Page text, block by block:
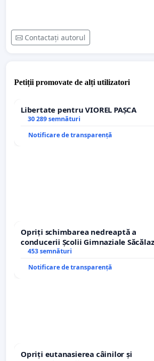
Contactați autorul
Petiții promovate de alți utilizatori
Libertate pentru VIOREL PAȘCA
30 289 semnături
Notificare de transparență
Opriți schimbarea nedreaptă a
conducerii Școlii Gimnaziale Săcălaz
453 semnături
Notificare de transparență
Opriți eutanasierea câinilor și